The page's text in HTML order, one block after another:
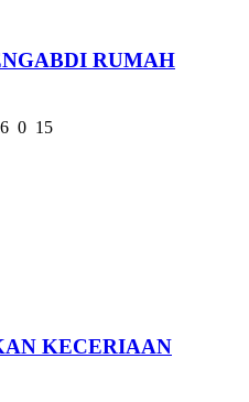
RUMAH
0 15
KECERIAAN